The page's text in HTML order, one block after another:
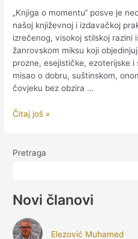
„Knjiga o momentu“ posve je
našoj književnoj i izdavačkoj
izrečenog, visokoj stilskoj razini
žanrovskom miksu koji
prozne, esejističke, ezoterijske
misao o dobru, suštinskom,
čovjeku bez obzira …
Širbićeva
univerzalnim
Čitaj još »
Pretraga
Novi članovi
Elezović Muhamed